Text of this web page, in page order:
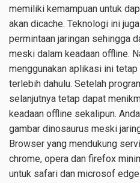
memiliki kemampuan untuk
akan dicache. Teknologi ini
permintaan jaringan sehingga
meski dalam keadaan offline.
menggunakan aplikasi ini
terlebih dahulu. Setelah
selanjutnya tetap dapat
keadaan offline sekalipun.
gambar dinosaurus meski
Browser yang mendukung
chrome, opera dan firefox
untuk safari dan microsof